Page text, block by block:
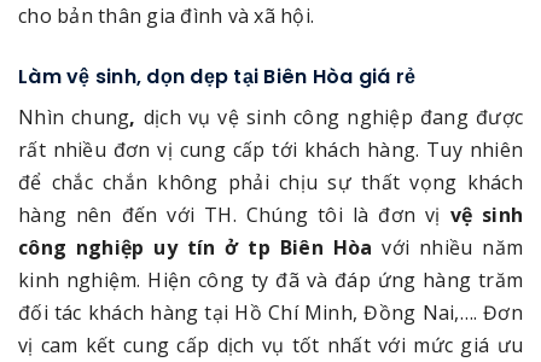
cho bản thân gia đình và xã hội.
Làm vệ sinh, dọn dẹp tại Biên Hòa giá rẻ
Nhìn chung, dịch vụ vệ sinh công nghiệp đang được
rất nhiều đơn vị cung cấp tới khách hàng. Tuy nhiên
để chắc chắn không phải chịu sự thất vọng khách
hàng nên đến với TH. Chúng tôi là đơn vị vệ sinh
công nghiệp uy tín ở tp Biên Hòa với nhiều năm
kinh nghiệm. Hiện công ty đã và đáp ứng hàng trăm
đối tác khách hàng tại Hồ Chí Minh, Đồng Nai,…. Đơn
vị cam kết cung cấp dịch vụ tốt nhất với mức giá ưu